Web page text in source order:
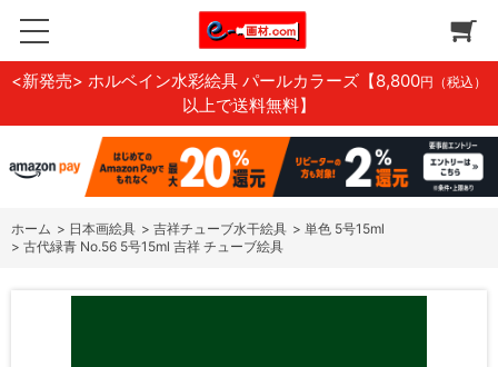
<新発売> ホルベイン水彩絵具 パールカラーズ 【8,800円（税込）
以上で送料無料】
ホーム > 日本画絵具 > 吉祥チューブ水干絵具 > 単色 5号15ml
> 古代緑青 No.56 5号15ml 吉祥 チューブ絵具